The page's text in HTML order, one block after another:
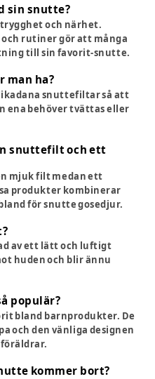
sin snutte?
och närhet.
rutiner gör att många
till sin favorit-snutte.
man ha?
snuttefiltar så att
ena behöver tvättas eller
snuttefilt och ett
mjuk filt medan ett
produkter kombinerar
för snutte gosedjur.
av ett lätt och luftigt
huden och blir ännu
populär?
bland barnprodukter. De
och den vänliga designen
föräldrar.
kommer bort?